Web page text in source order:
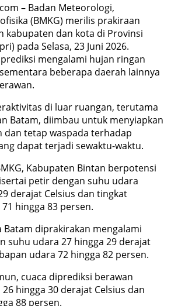
– Badan Meteorologi,
(BMKG) merilis prakiraan
kabupaten dan kota di Provinsi
pada Selasa, 23 Juni 2026.
mengalami hujan ringan
beberapa daerah lainnya
di luar ruangan, terutama
Batam, diimbau untuk menyiapkan
dan tetap waspada terhadap
dapat terjadi sewaktu-waktu.
Kabupaten Bintan berpotensi
petir dengan suhu udara
derajat Celsius dan tingkat
hingga 83 persen.
Batam diprakirakan mengalami
suhu udara 27 hingga 29 derajat
udara 72 hingga 82 persen.
cuaca diprediksi berawan
hingga 30 derajat Celsius dan
88 persen.